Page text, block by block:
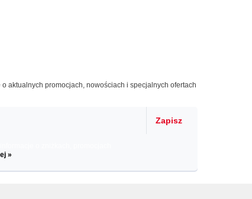
aktualnych promocjach, nowościach i specjalnych ofertach
Zapisz
»